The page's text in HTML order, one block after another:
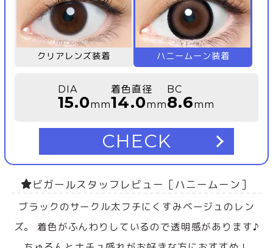
クリアレンズ装着 ハニームーン装着
DIA
15.0mm
着色直径
14.0mm
BC
8.6mm
CHECK
ビガールスタッフレビュー［ハニームーン］
ブラックのサークル太フチにくすみベージュのレン
ズ。 着色がふんわりしているので透明感があります♪